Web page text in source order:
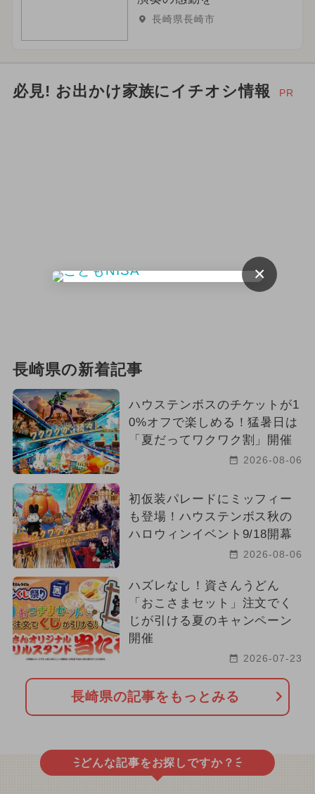
長崎県長崎市
必見! お出かけ家族にイチオシ情報 PR
長崎県の新着記事
ハウステンボスのチケットが1
0%オフで楽しめる！猛暑日は
「夏だってワクワク割」開催
2026-08-06
初仮装パレードにミッフィー
も登場！ハウステンボス秋の
ハロウィンイベント9/18開幕
2026-08-06
ハズレなし！資さんうどん
「おこさまセット」注文でく
じが引ける夏のキャンペーン
開催
2026-07-23
長崎県の記事をもっとみる
どんな記事をお探しですか？
×